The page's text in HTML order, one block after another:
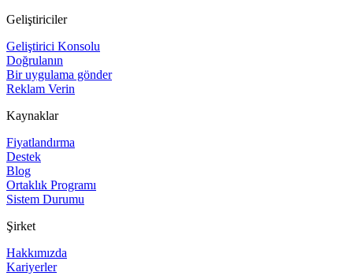
Geliştiriciler
Geliştirici Konsolu
Doğrulanın
Bir uygulama gönder
Reklam Verin
Kaynaklar
Fiyatlandırma
Destek
Blog
Ortaklık Programı
Sistem Durumu
Şirket
Hakkımızda
Kariyerler